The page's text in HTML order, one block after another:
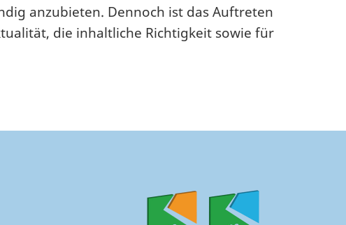
anzubieten. Dennoch ist das Auftreten
die inhaltliche Richtigkeit sowie für